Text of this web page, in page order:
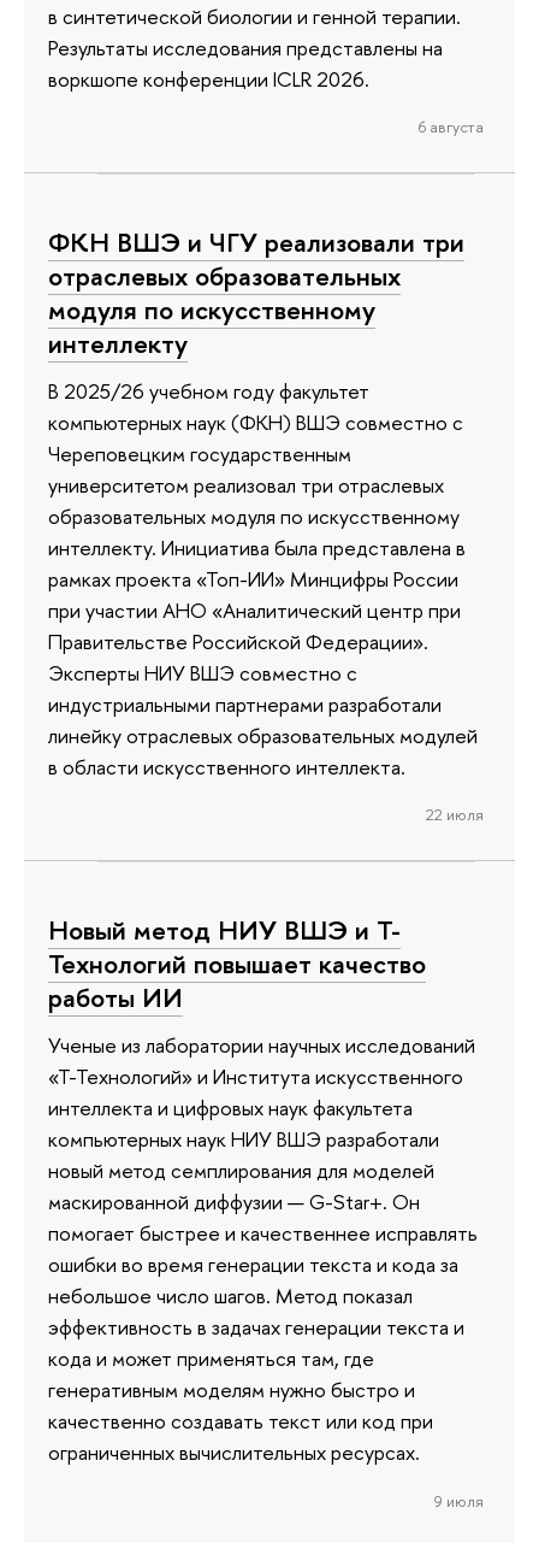
в синтетической биологии и генной терапии.
Результаты исследования представлены на
воркшопе конференции ICLR 2026.
6 августа
ФКН ВШЭ и ЧГУ реализовали три
отраслевых образовательных
модуля по искусственному
интеллекту
В 2025/26 учебном году факультет
компьютерных наук (ФКН) ВШЭ совместно с
Череповецким государственным
университетом реализовал три отраслевых
образовательных модуля по искусственному
интеллекту. Инициатива была представлена в
рамках проекта «Топ-ИИ» Минцифры России
при участии АНО «Аналитический центр при
Правительстве Российской Федерации».
Эксперты НИУ ВШЭ совместно с
индустриальными партнерами разработали
линейку отраслевых образовательных модулей
в области искусственного интеллекта.
22 июля
Новый метод НИУ ВШЭ и Т-
Технологий повышает качество
работы ИИ
Ученые из лаборатории научных исследований
«Т-Технологий» и Института искусственного
интеллекта и цифровых наук факультета
компьютерных наук НИУ ВШЭ разработали
новый метод семплирования для моделей
маскированной диффузии — G-Star+. Он
помогает быстрее и качественнее исправлять
ошибки во время генерации текста и кода за
небольшое число шагов. Метод показал
эффективность в задачах генерации текста и
кода и может применяться там, где
генеративным моделям нужно быстро и
качественно создавать текст или код при
ограниченных вычислительных ресурсах.
9 июля